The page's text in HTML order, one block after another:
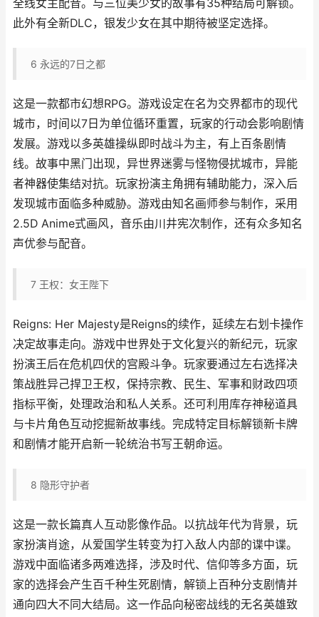
全线女主配音。与三位美少女的故事有35种结局可解锁。
此外有全新DLC，银发少女在其中期待被坚定选择。
6 永远的7日之都
这是一款都市幻想RPG。游戏设定在名为交界都市的现代
城市，时间以7日为单位循环重置，玩家的行动会影响剧情
发展。游戏以多英雄操纵即时战斗为主，有上百条剧情
线。故事中黑门出现，异世界迷雾与怪物侵扰城市，异能
者神器使集结对抗。玩家扮演主角拥有辅助能力，深入后
发现城市面临多种威胁。游戏由知名画师参与制作，采用
2.5D Anime式画风，音乐由川井宪次制作，还有众多知名
声优参与配音。
7 王权：女王陛下
Reigns: Her Majesty是Reigns的续作，延续左右划卡操作
决定故事走向。游戏中世界处于文化复兴的新纪元，玩家
扮演王后在危机四伏的宫殿斗争。玩家要通过左右选择决
策战胜异己捍卫王权，保持宗教、民生、军事和财政四项
指标平衡，处理政治和私人关系。还可利用库存神秘道具
与卡片角色互动挖掘新故事线。完成特定目标解锁新卡牌
和剧情才能开启新一轮统治书写王朝命运。
8 隐形守护者
这是一款长篇真人互动影像作品。以抗战年代为背景，玩
家扮演肖途，从爱国学生转变为打入敌人内部的谍中谍。
游戏中面临诸多两难选择，涉及时代、信仰等多方面，玩
家的选择会产生百千种生死剧情，解锁上百种分支剧情并
通向四大不同大结局。这一作品向秘密战线的无名英雄致